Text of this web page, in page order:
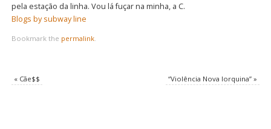
pela estação da linha. Vou lá fuçar na minha, a C.
Blogs by subway line
Bookmark the permalink.
«Cãe$$ “Violência Nova Iorquina”»